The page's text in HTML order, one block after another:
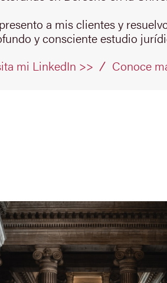
a mis clientes y
y consciente estudio
mi LinkedIn >>
Conoce